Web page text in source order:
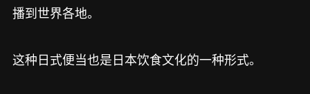
播到世界各地。
这种日式便当也是日本饮食文化的一种形式。